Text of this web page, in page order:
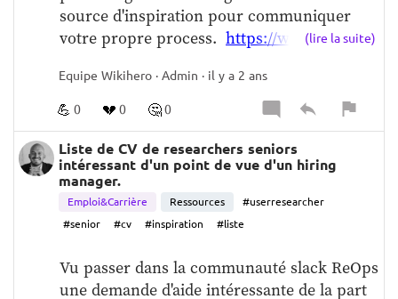
source d'inspiration pour communiquer
votre propre process. https://www.figma.co
fy-ways-of-working
(lire la suite)
Equipe Wikihero · Admin · il y a 2 ans
💪 0 💔 0 🤔0
Liste de CV de researchers seniors
intéressant d'un point de vue d'un hiring
manager.
Emploi&Carrière Ressources
#userresearcher
#senior
#cv #inspiration #liste
Vu passer dans la communauté slack ReOps
une demande d'aide intéressante de la part